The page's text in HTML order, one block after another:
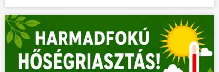
ÖNKORMÁNYZAT
ÜGYINTÉZÉS